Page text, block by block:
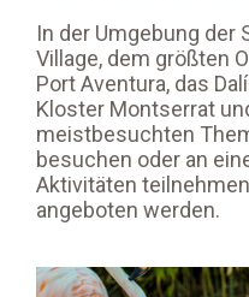
In der Umgebung der
Village, dem größten
Port Aventura, das
Kloster Montserrat
meistbesuchten
besuchen oder an
Aktivitäten
angeboten werden.